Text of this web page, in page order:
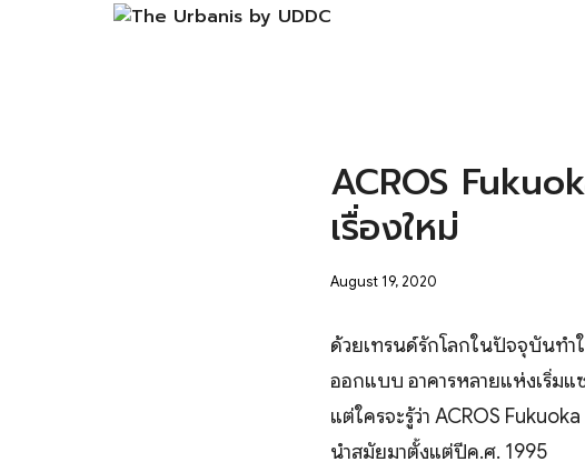
ACROS
เรื่องใหม่
August 19, 2020
ด้วยเทรนด์รักโลกในปัจจุบันทำ
ออกแบบ อาคารหลายแห่งเริ่ม
แต่ใครจะรู้ว่า ACROS
นำสมัยมาตั้งแต่ปีค.ศ. 1995